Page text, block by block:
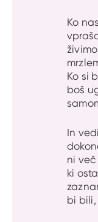
Ko
Ko si
boš
In
ni
ki
bi